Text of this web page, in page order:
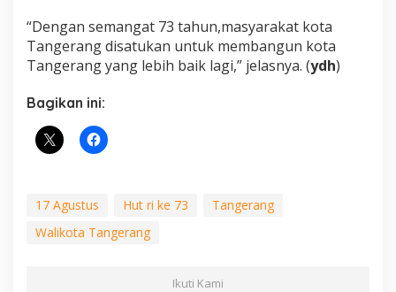
“Dengan semangat 73 tahun,masyarakat kota
Tangerang disatukan untuk membangun kota
Tangerang yang lebih baik lagi,” jelasnya. (ydh)
Bagikan ini:
17 Agustus Hut ri ke 73
Tangerang
Walikota Tangerang
Ikuti Kami